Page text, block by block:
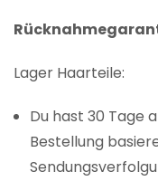
Lager Haarteile:
Du hast 30 Tage
Bestellung